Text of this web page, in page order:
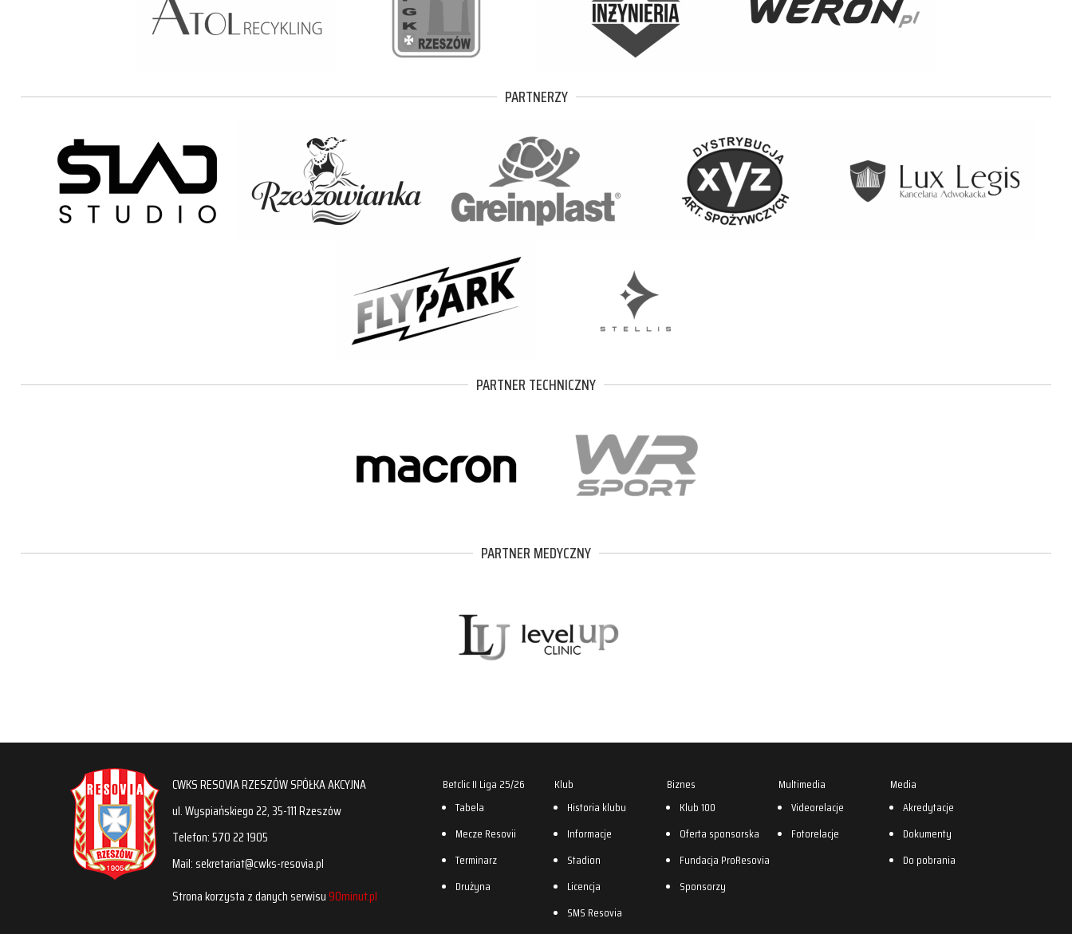
PARTNERZY
PARTNER TECHNICZNY
PARTNER MEDYCZNY
CWKS RESOVIA RZESZÓW SPÓŁKA AKCYJNA
ul. Wyspiańskiego 22, 35-111 Rzeszów
Telefon: 570 22 1905
Mail: sekretariat@cwks-resovia.pl
Strona korzysta z danych serwisu90minut.pl
Betclic II Liga 25/26
Tabela
Mecze Resovii
Terminarz
Drużyna
Klub
Historia klubu
Informacje
Stadion
Licencja
SMS Resovia
Biznes
Klub 100
Oferta sponsorska
Fundacja ProResovia
Sponsorzy
Multimedia
Videorelacje
Fotorelacje
Media
Akredytacje
Dokumenty
Do pobrania